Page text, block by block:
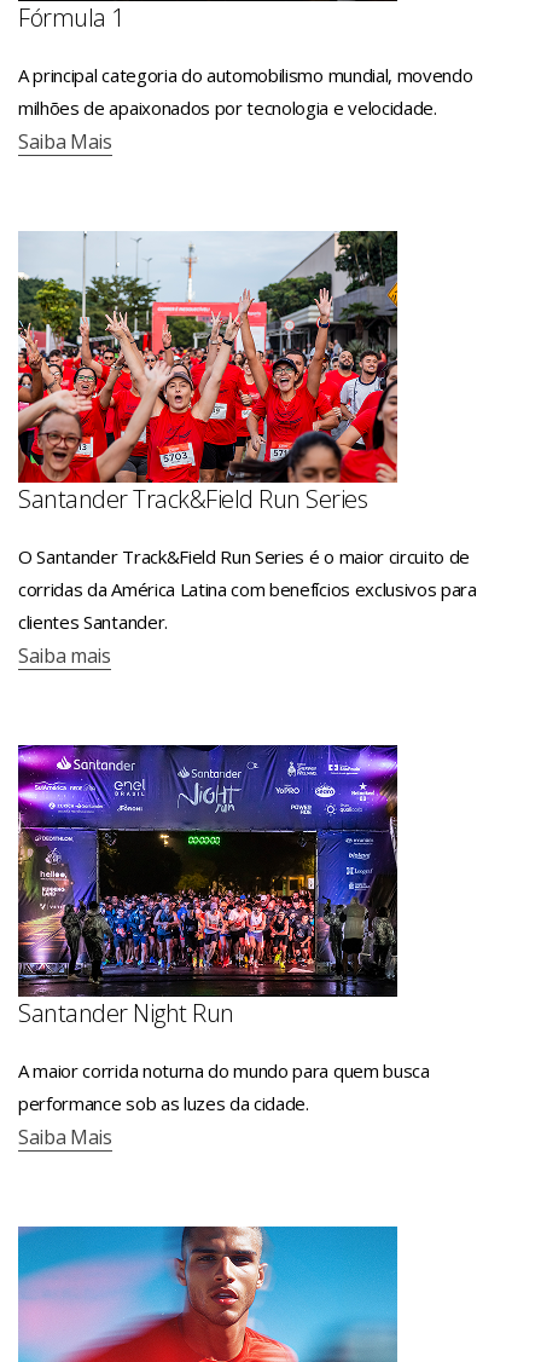
Fórmula 1
A principal categoria do automobilismo mundial, movendo
milhões de apaixonados por tecnologia e velocidade.
Saiba Mais
Santander Track&Field Run Series
O Santander Track&Field Run Series é o maior circuito de
corridas da América Latina com benefícios exclusivos para
clientes Santander.
Saiba mais
Santander Night Run
A maior corrida noturna do mundo para quem busca
performance sob as luzes da cidade.
Saiba Mais